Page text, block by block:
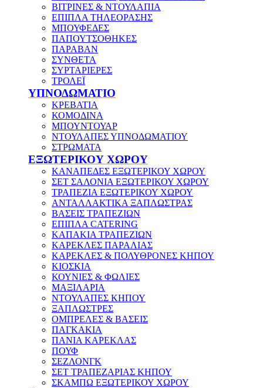
ΒΙΤΡΙΝΕΣ & ΝΤΟΥΛΑΠΙΑ
ΕΠΙΠΛΑ ΤΗΛΕΟΡΑΣΗΣ
ΜΠΟΥΦΕΔΕΣ
ΠΑΠΟΥΤΣΟΘΗΚΕΣ
ΠΑΡΑΒΑΝ
ΣΥΝΘΕΤΑ
ΣΥΡΤΑΡΙΕΡΕΣ
ΤΡΟΛΕΪ
ΥΠΝΟΔΩΜΑΤΙΟ
ΚΡΕΒΑΤΙΑ
ΚΟΜΟΔΙΝΑ
ΜΠΟΥΝΤΟΥΑΡ
ΝΤΟΥΛΑΠΕΣ ΥΠΝΟΔΩΜΑΤΙΟΥ
ΣΤΡΩΜΑΤΑ
ΕΞΩΤΕΡΙΚΟΥ ΧΩΡΟΥ
ΚΑΝΑΠΕΔΕΣ ΕΞΩΤΕΡΙΚΟΥ ΧΩΡΟΥ
ΣΕΤ ΣΑΛΟΝΙΑ ΕΞΩΤΕΡΙΚΟΥ ΧΩΡΟΥ
ΤΡΑΠΕΖΙΑ ΕΞΩΤΕΡΙΚΟΥ ΧΩΡΟΥ
ΑΝΤΑΛΛΑΚΤΙΚΑ ΞΑΠΛΩΣΤΡΑΣ
ΒΑΣΕΙΣ ΤΡΑΠΕΖΙΩΝ
ΕΠΙΠΛΑ CATERING
ΚΑΠΑΚΙΑ ΤΡΑΠΕΖΙΩΝ
ΚΑΡΕΚΛΕΣ ΠΑΡΑΛΙΑΣ
ΚΑΡΕΚΛΕΣ & ΠΟΛΥΘΡΟΝΕΣ ΚΗΠΟΥ
ΚΙΟΣΚΙΑ
ΚΟΥΝΙΕΣ & ΦΩΛΙΕΣ
ΜΑΞΙΛΑΡΙΑ
ΝΤΟΥΛΑΠΕΣ ΚΗΠΟΥ
ΞΑΠΛΩΣΤΡΕΣ
ΟΜΠΡΕΛΕΣ & ΒΑΣΕΙΣ
ΠΑΓΚΑΚΙΑ
ΠΑΝΙΑ ΚΑΡΕΚΛΑΣ
ΠΟΥΦ
ΣΕΖΛΟΝΓΚ
ΣΕΤ ΤΡΑΠΕΖΑΡΙΑΣ ΚΗΠΟΥ
ΣΚΑΜΠΩ ΕΞΩΤΕΡΙΚΟΥ ΧΩΡΟΥ